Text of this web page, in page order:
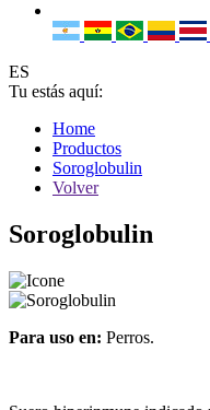
ES
Tu estás aquí:
Home
Productos
Soroglobulin
Volver
Soroglobulin
Para uso en: Perros.